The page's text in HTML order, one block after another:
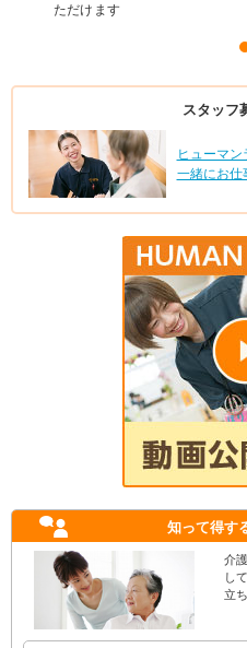
ただけます
スタッフ
ヒューマ
一緒にお仕
知って得す
介
し
立